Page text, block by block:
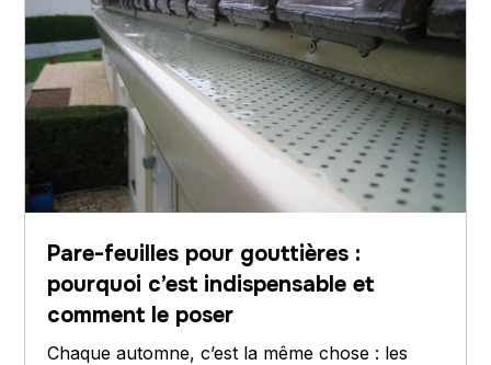
Pare-feuilles pour gouttières :
pourquoi c’est indispensable et
comment le poser
Chaque automne, c’est la même chose : les